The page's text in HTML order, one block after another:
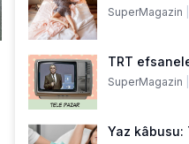
SuperMagazin
TRT
SuperMagazin
Yaz kâbusu: